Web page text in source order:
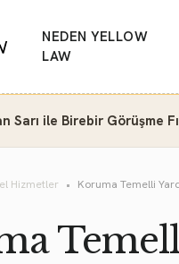
NEDEN YELLOW
LAW
Sarı ile Birebir Görüşme
Hizmetler Koruma Temelli